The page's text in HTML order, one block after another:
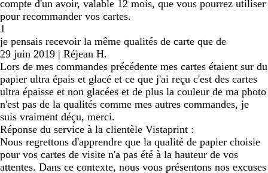
compte d'un avoir, valable 12 mois, que vous pourrez utiliser
pour recommander vos cartes.
1
je pensais recevoir la même qualités de carte que de
29 juin 2019 | Réjean H.
Lors de mes commandes précédente mes cartes étaient sur du
papier ultra épais et glacé et ce que j'ai reçu c'est des cartes
ultra épaisse et non glacées et de plus la couleur de ma photo
n'est pas de la qualités comme mes autres commandes, je
suis vraiment déçu, merci.
Réponse du service à la clientèle Vistaprint :
Nous regrettons d'apprendre que la qualité de papier choisie
pour vos cartes de visite n'a pas été à la hauteur de vos
attentes. Dans ce contexte, nous vous présentons nos excuses